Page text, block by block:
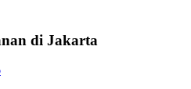
di Jakarta